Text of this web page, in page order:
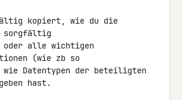
kopiert, wie du die
sorgfältig
oder alle wichtigen
(wie zb so
Datentypen der beteiligten
hast.